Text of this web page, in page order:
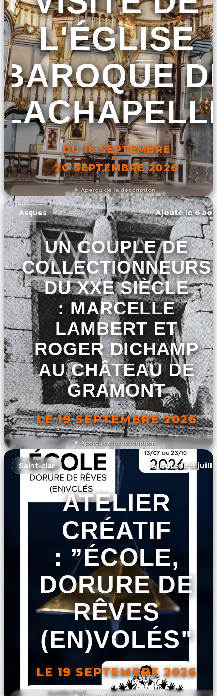
Aperçu de la description
L'ÉGLISE
BAROQUE
DU 18 SEPTEMBRE
AU
20 SEPTEMBRE 2026
DÉCOUVRIR L'ÉVÉNEMENT
Aperçu de la description
Asques Ajouté le 6
UN COUPLE DE
COLLECTIONNEURS
DU XXE SIÈCLE
: MARCELLE
LAMBERT ET
ROGER DICHAMP
AU CHÂTEAU DE
GRAMONT
LE 19 SEPTEMBRE 2026
DÉCOUVRIR L'ÉVÉNEMENT
Saint-clar Ajouté le 9
ATELIER
CRÉATIF
: ”ÉCOLE,
DORURE DE
RÊVES
(EN)VOLÉS"
LE 19 SEPTEMBRE 2026